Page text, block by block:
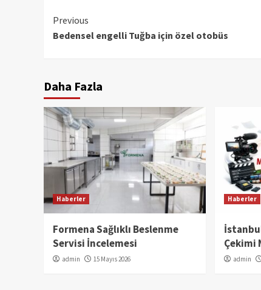
Continue
Reading
Previous
Bedensel engelli Tuğba için özel otobüs
Daha Fazla
Haberler
Formena Sağlıklı Beslenme
Servisi İncelemesi
admin 15 Mayıs 2026
Haberler
Çekimi
admin